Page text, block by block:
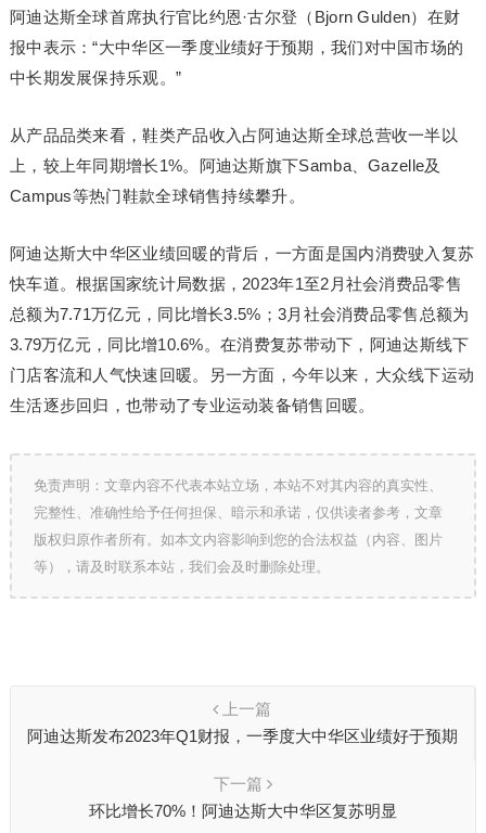
阿迪达斯全球首席执行官比约恩·古尔登（Bjorn Gulden）在财
报中表示：“大中华区一季度业绩好于预期，我们对中国市场的
中长期发展保持乐观。”
从产品品类来看，鞋类产品收入占阿迪达斯全球总营收一半以
上，较上年同期增长1%。阿迪达斯旗下Samba、Gazelle及
Campus等热门鞋款全球销售持续攀升。
阿迪达斯大中华区业绩回暖的背后，一方面是国内消费驶入复苏
快车道。根据国家统计局数据，2023年1至2月社会消费品零售
总额为7.71万亿元，同比增长3.5%；3月社会消费品零售总额为
3.79万亿元，同比增10.6%。在消费复苏带动下，阿迪达斯线下
门店客流和人气快速回暖。另一方面，今年以来，大众线下运动
生活逐步回归，也带动了专业运动装备销售回暖。
免责声明：文章内容不代表本站立场，本站不对其内容的真实性、
完整性、准确性给予任何担保、暗示和承诺，仅供读者参考，文章
版权归原作者所有。如本文内容影响到您的合法权益（内容、图片
等），请及时联系本站，我们会及时删除处理。
上一篇
阿迪达斯发布2023年Q1财报，一季度大中华区业绩好于预期
下一篇
环比增长70%！阿迪达斯大中华区复苏明显